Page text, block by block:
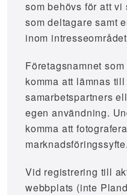
som behövs för att vi
som deltagare samt
inom
Företagsnamnet
komma att lämnas
samarbetspartners
egen användning.
komma att
marknadsföringssyfte.
Vid registrering till
webbplats (inte